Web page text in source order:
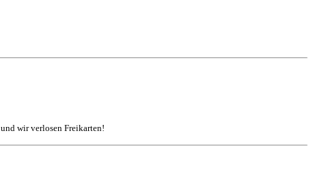
wir verlosen Freikarten!